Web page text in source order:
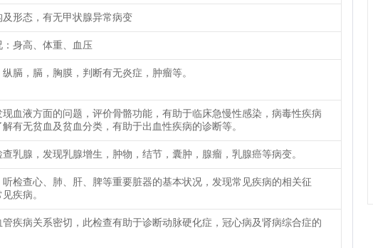
形态，有无甲状腺异常病变
身高、体重、血压
膈，膈，胸膜，判断有无炎症，肿瘤等。
血液方面的问题，评价骨骼功能，有助于临床急慢性感染，病毒性疾病
有无贫血及贫血分类，有助于出血性疾病的诊断等。
乳腺，发现乳腺增生，肿物，结节，囊肿，腺瘤，乳腺癌等病变。
检查心、肺、肝、脾等重要脏器的基本状况，发现常见疾病的相关征
疾病。
管疾病关系密切，此检查有助于诊断动脉硬化症，冠心病及肾病综合症的